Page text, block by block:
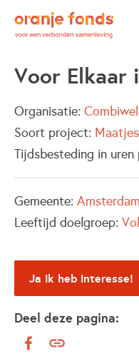
Voor Elkaar
Organisatie: Combiwel
Soort project: Maatjes
Tijdsbesteding in uren
Gemeente: Amsterdam
Leeftijd doelgroep:
Ja ik heb interesse!
Deel deze pagina: